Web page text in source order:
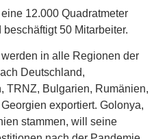
12.000 Quadratmeter
50 Mitarbeiter.
in alle Regionen der
Deutschland,
TRNZ, Bulgarien, Rumänien,
exportiert. Golonya,
stammen, will seine